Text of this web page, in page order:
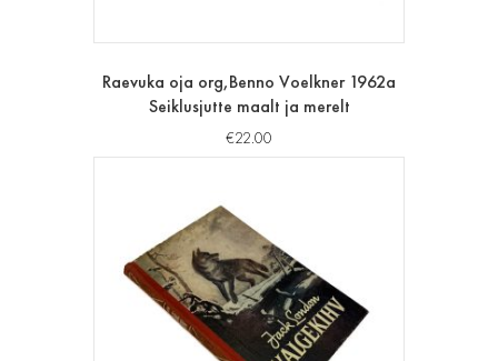
Raevuka oja org,Benno Voelkner 1962a
Seiklusjutte maalt ja merelt
€22.00